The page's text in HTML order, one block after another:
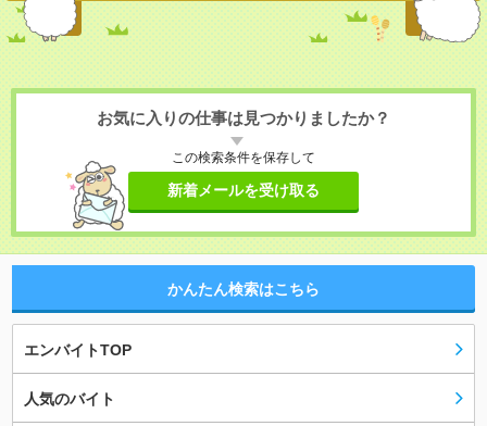
お気に入りの仕事は見つかりましたか？
この検索条件を保存して
新着メールを受け取る
かんたん検索はこちら
エンバイトTOP
人気のバイト